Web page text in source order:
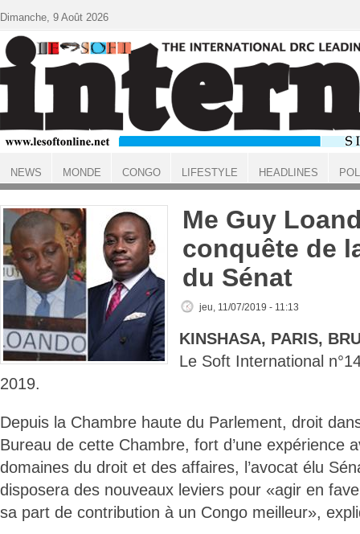
ACCUEIL
Me Guy
conquête de
du Sénat
jeu, 11/07/2019 - 11:13
KINSHASA, PARIS,
Le Soft International
2019.
Depuis la Chambre haute du Parlement, droit
Bureau de cette Chambre, fort d’une expérience
domaines du droit et des affaires, l’avocat élu
disposera des nouveaux leviers pour «agir en
sa part de contribution à un Congo meilleur»,
Dimanche, 9 Août 2026
NEWS MONDE CONGO LIFESTYLE HEADLINES